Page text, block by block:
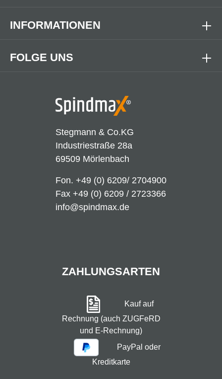
Stegmann & Co.KG
Industriestraße 28a
69509 Mörlenbach
Fon. +49 (0) 6209/ 2704900
Fax +49 (0) 6209 / 2723366
info@spindmax.de
FOLGE UNS
INFORMATIONEN
ZAHLUNGSARTEN
Kauf auf
Rechnung (auch ZUGFeRD
und E-Rechnung)
PayPal oder
Kreditkarte